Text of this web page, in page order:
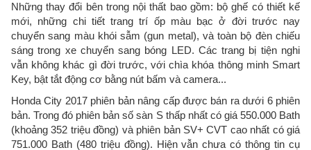
Những thay đổi bên trong nội thất bao gồm: bộ ghế có thiết kế
mới, những chi tiết trang trí ốp màu bạc ở đời trước nay
chuyển sang màu khói sẫm (gun metal), và toàn bộ đèn chiếu
sáng trong xe chuyển sang bóng LED. Các trang bị tiện nghi
vẫn không khác gì đời trước, với chìa khóa thông minh Smart
Key, bật tắt động cơ bằng nút bấm và camera...
Honda City 2017 phiên bản nâng cấp được bán ra dưới 6 phiên
bản. Trong đó phiên bản số sàn S thấp nhất có giá 550.000 Bath
(khoảng 352 triệu đồng) và phiên bản SV+ CVT cao nhất có giá
751.000 Bath (480 triệu đồng). Hiện vẫn chưa có thông tin cụ